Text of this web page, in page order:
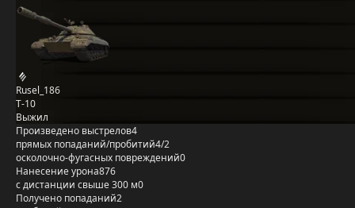
Rusel_186
Т-10
Выжил
Произведено выстрелов4
прямых попаданий/пробитий4/2
осколочно-фугасных повреждений0
Нанесение урона876
с дистанции свыше 300 м0
Получено попаданий2